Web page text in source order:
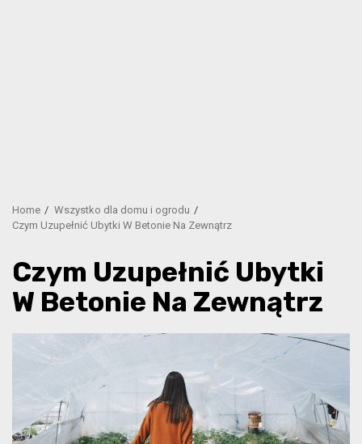
Home
Wszystko dla domu i ogrodu
Czym Uzupełnić Ubytki W Betonie Na Zewnątrz
Czym Uzupełnić Ubytki
W Betonie Na Zewnątrz